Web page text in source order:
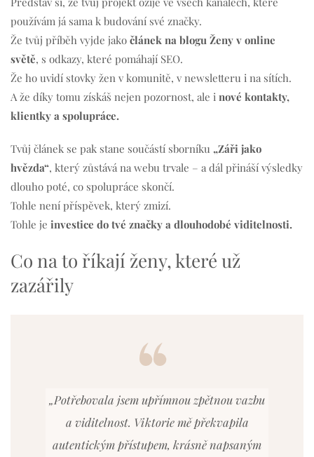
používám já sama k budování své značky.
Že tvůj příběh vyjde jako článek na blogu Ženy v online
světě, s odkazy, které pomáhají SEO.
Že ho uvidí stovky žen v komunitě, v newsletteru i na sítích.
A že díky tomu získáš nejen pozornost, ale i nové kontakty,
klientky a spolupráce.
Tvůj článek se pak stane součástí sborníku „Záři jako
hvězda“, který zůstává na webu trvale – a dál přináší výsledky
dlouho poté, co spolupráce skončí.
Tohle není příspěvek, který zmizí.
Tohle je investice do tvé značky a dlouhodobé viditelnosti.
Co na to říkají ženy, které už
zazářily
„Potřebovala jsem upřímnou zpětnou vazbu
a viditelnost. Viktorie mě překvapila
autentickým přístupem, krásně napsaným